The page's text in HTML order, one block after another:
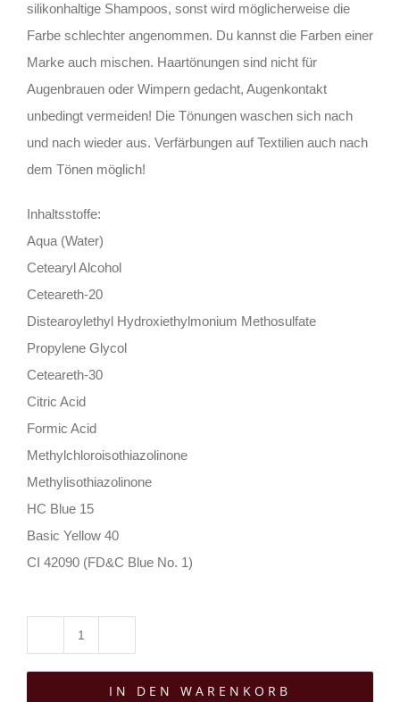
silikonhaltige Shampoos, sonst wird möglicherweise die
Farbe schlechter angenommen. Du kannst die Farben einer
Marke auch mischen. Haartönungen sind nicht für
Augenbrauen oder Wimpern gedacht, Augenkontakt
unbedingt vermeiden! Die Tönungen waschen sich nach
und nach wieder aus. Verfärbungen auf Textilien auch nach
dem Tönen möglich!
Inhaltsstoffe:
Aqua (Water)
Cetearyl Alcohol
Ceteareth-20
Distearoylethyl Hydroxiethylmonium Methosulfate
Propylene Glycol
Ceteareth-30
Citric Acid
Formic Acid
Methylchloroisothiazolinone
Methylisothiazolinone
HC Blue 15
Basic Yellow 40
CI 42090 (FD&C Blue No. 1)
Haarfarbe
IN DEN WARENKORB